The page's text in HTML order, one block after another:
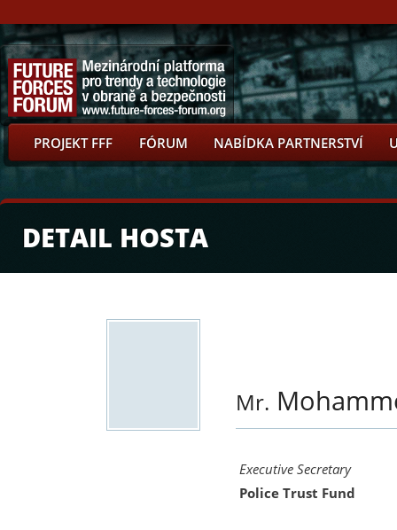
PROJEKT FFF FÓRUM NABÍDKA PARTNERSTVÍ
DETAIL HOSTA
Mr.
Executive Secretary
Police Trust Fund